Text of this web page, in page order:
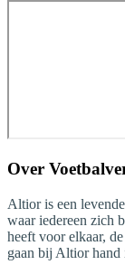
Over
Altior is een
waar iedereen zich
heeft voor elkaar,
gaan bij Altior hand